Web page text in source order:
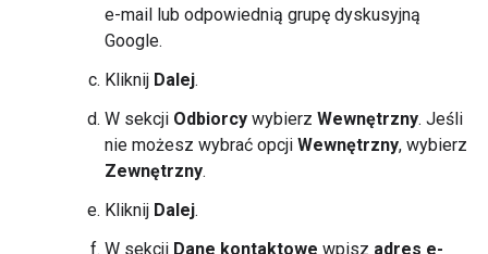
e-mail lub odpowiednią grupę dyskusyjną
Google.
Kliknij Dalej.
W sekcji Odbiorcy wybierz Wewnętrzny. Jeśli
nie możesz wybrać opcji Wewnętrzny, wybierz
Zewnętrzny.
Kliknij Dalej.
W sekcji Dane kontaktowe wpisz adres e-